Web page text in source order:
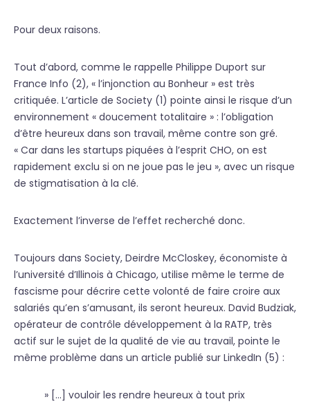
Pour deux raisons.
Tout d’abord, comme le rappelle Philippe Duport sur
France Info (2), « l’injonction au Bonheur » est très
critiquée. L’article de Society (1) pointe ainsi le risque d’un
environnement « doucement totalitaire » : l’obligation
d’être heureux dans son travail, même contre son gré.
« Car dans les startups piquées à l’esprit CHO, on est
rapidement exclu si on ne joue pas le jeu », avec un risque
de stigmatisation à la clé.
Exactement l’inverse de l’effet recherché donc.
Toujours dans Society, Deirdre McCloskey, économiste à
l’université d’Illinois à Chicago, utilise même le terme de
fascisme pour décrire cette volonté de faire croire aux
salariés qu’en s’amusant, ils seront heureux. David Budziak,
opérateur de contrôle développement à la RATP, très
actif sur le sujet de la qualité de vie au travail, pointe le
même problème dans un article publié sur LinkedIn (5) :
» […] vouloir les rendre heureux à tout prix